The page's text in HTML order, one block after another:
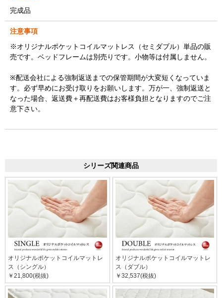
完成品
注意事項
※オリジナルポケットコイルマットレス（セミダブル）単品の販
売です。ベッドフレームは別売りです。小物等は付属しません。
※配送会社による強制返送までの保管期間が大変短くなっていま
す。必ず早めにお受け取りをお願いします。万が一、強制返送と
なった場合、返送費＋再配送費はお客様負担となりますのでご注
意下さい。
シリーズ関連商品
オリジナルポケットコイルマットレ
ス（シングル）
￥21,800(税抜)
オリジナルポケットコイルマットレ
ス（ダブル）
￥32,537(税抜)